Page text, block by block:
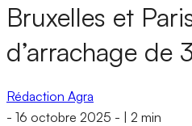
Bruxelles et
d’arrachage de
Rédaction Agra
- 16 octobre 2025 - 2 min